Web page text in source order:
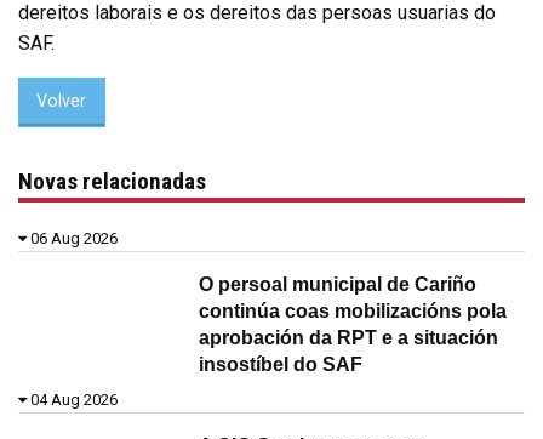
dereitos laborais e os dereitos das persoas usuarias do
SAF.
Volver
Novas relacionadas
06 Aug 2026
O persoal municipal de Cariño
continúa coas mobilizacións pola
aprobación da RPT e a situación
insostíbel do SAF
04 Aug 2026